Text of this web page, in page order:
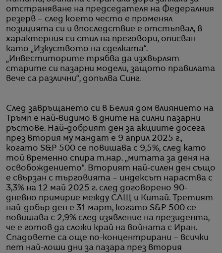
отстраняване на председателя на Федералния
резерв – след което често е променял
позицията си и впоследствие е отстъпвал, в
характерния си стил на преговори, описван
като „Изкуството на сделката“.
„Инвеститорите трябва да изхвърлят
старите си пазарни модели, защото правилата
вече са различни“, допълва Синг.
След завръщането си в Белия дом влиянието на
Тръмп е най-видимо в дните на силни пазарни
ръстове. Най-добрият ден за акциите досега
през втория му мандат е 9 април 2025 г.,
когато S&P 500 се повишава с 9,5%, след като
той временно спира т.нар. „митата за деня на
освобождението“. Вторият най-силен ден също
е свързан с търговията – индексът нараства с
3,3% на 12 май 2025 г. след договорено 90-
дневно примирие между САЩ и Китай. Третият
най-добър ден е 31 март, когато S&P 500 се
повишава с 2,9% след изявление на президента,
че е готов да сложи край на войната с Иран.
Спадовете са още по-концентрирани – всички
пет най-лоши дни за пазара през втория